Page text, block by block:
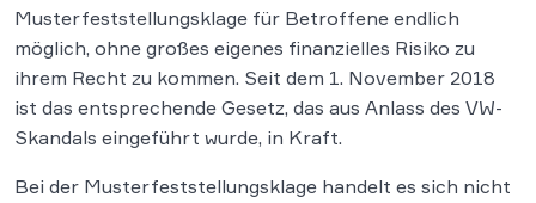
Musterfeststellungsklage für Betroffene endlich
möglich, ohne großes eigenes finanzielles Risiko zu
ihrem Recht zu kommen. Seit dem 1. November 2018
ist das entsprechende Gesetz, das aus Anlass des VW-
Skandals eingeführt wurde, in Kraft.
Bei der Musterfeststellungsklage handelt es sich nicht